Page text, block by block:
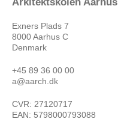
Exners Plads 7
8000 Aarhus C
Denmark
+45 89 36 00 00
a@aarch.dk
CVR: 27120717
EAN: 5798000793088